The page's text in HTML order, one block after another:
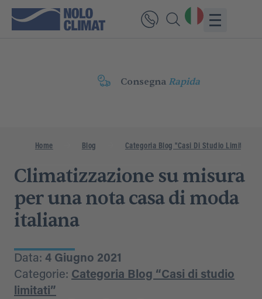
ConsegnaRapida
Home Blog Categoria Blog "Casi Di Studio Limitati"
Climatizzazione su misura
per una nota casa di moda
italiana
Data: 4 Giugno 2021
Categorie: Categoria Blog “Casi di studio
limitati”